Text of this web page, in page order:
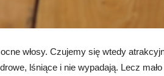
włosy. Czujemy się wtedy
lśniące i nie wypadają. Lecz